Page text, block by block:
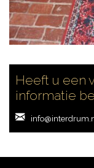
CONTACT
Heeft u een
informatie